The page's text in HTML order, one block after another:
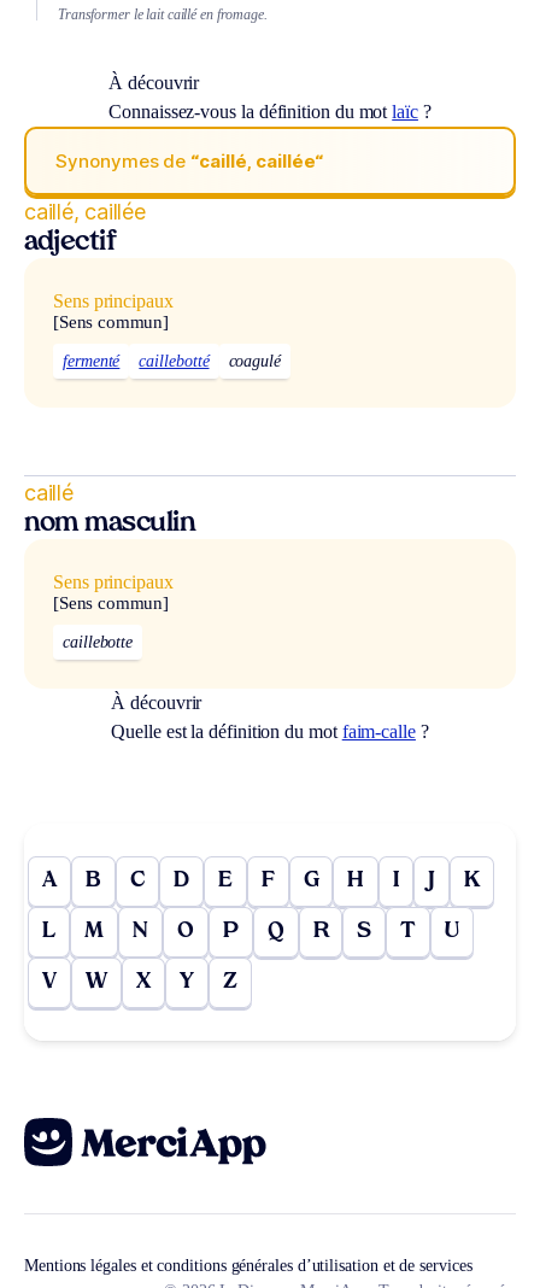
Transformer le lait caillé en fromage.
À découvrir
Connaissez-vous la définition du motlaïc?
Synonymes de “caillé, caillée“
caillé, caillée
adjectif
Sens principaux
[Sens commun]
fermenté caillebotté coagulé
caillé
nom masculin
Sens principaux
[Sens commun]
caillebotte
À découvrir
Quelle est la définition du mot faim-calle?
A B C D E F G H I J K
L M N O P Q R S T U
V W X Y Z
Mentions légales et conditions générales d’utilisation et de services